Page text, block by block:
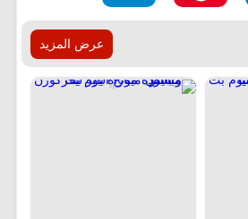
عرض المزيد